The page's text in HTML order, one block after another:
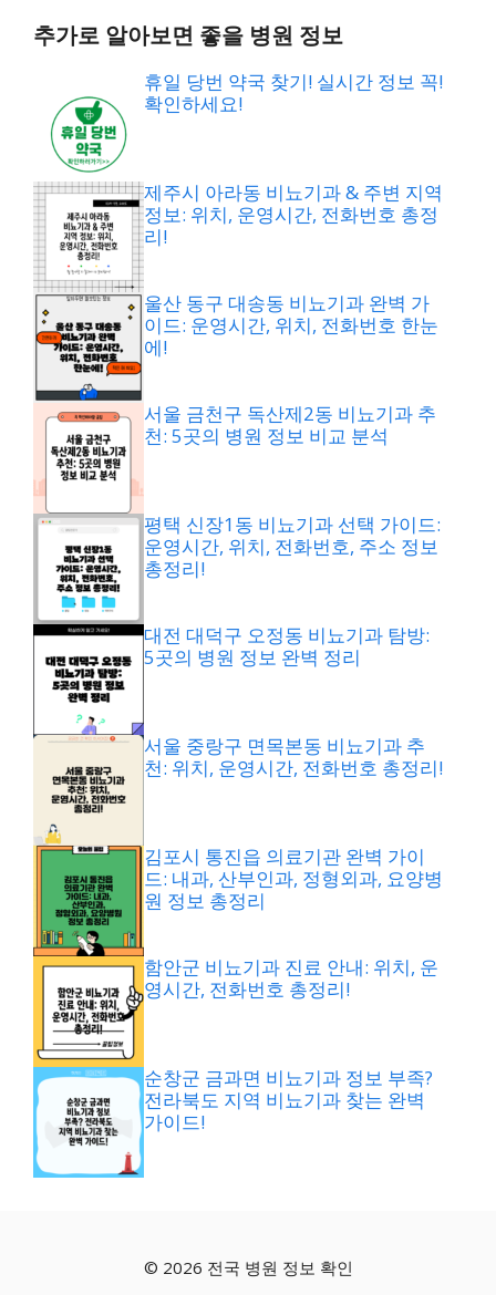
추가로 알아보면 좋을 병원 정보
휴일 당번 약국 찾기! 실시간 정보 꼭!
확인하세요!
제주시 아라동 비뇨기과 & 주변 지역
정보: 위치, 운영시간, 전화번호 총정
리!
울산 동구 대송동 비뇨기과 완벽 가
이드: 운영시간, 위치, 전화번호 한눈
에!
서울 금천구 독산제2동 비뇨기과 추
천: 5곳의 병원 정보 비교 분석
평택 신장1동 비뇨기과 선택 가이드:
운영시간, 위치, 전화번호, 주소 정보
총정리!
대전 대덕구 오정동 비뇨기과 탐방:
5곳의 병원 정보 완벽 정리
서울 중랑구 면목본동 비뇨기과 추
천: 위치, 운영시간, 전화번호 총정리!
김포시 통진읍 의료기관 완벽 가이
드: 내과, 산부인과, 정형외과, 요양병
원 정보 총정리
함안군 비뇨기과 진료 안내: 위치, 운
영시간, 전화번호 총정리!
순창군 금과면 비뇨기과 정보 부족?
전라북도 지역 비뇨기과 찾는 완벽
가이드!
© 2026 전국 병원 정보 확인